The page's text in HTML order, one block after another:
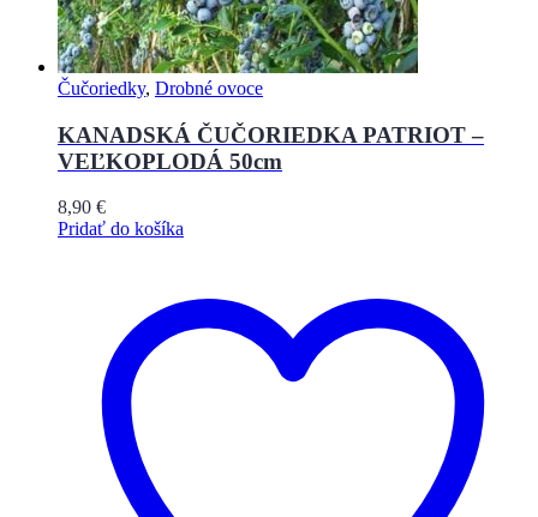
Čučoriedky, Drobné ovoce
KANADSKÁ ČUČORIEDKA PATRIOT –
VEĽKOPLODÁ 50cm
8,90 €
Pridať do košíka